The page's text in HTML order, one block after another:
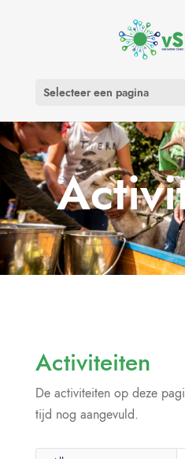
Selecteer een pagina
Activiteiten
De activiteiten op deze
tijd nog aangevuld.